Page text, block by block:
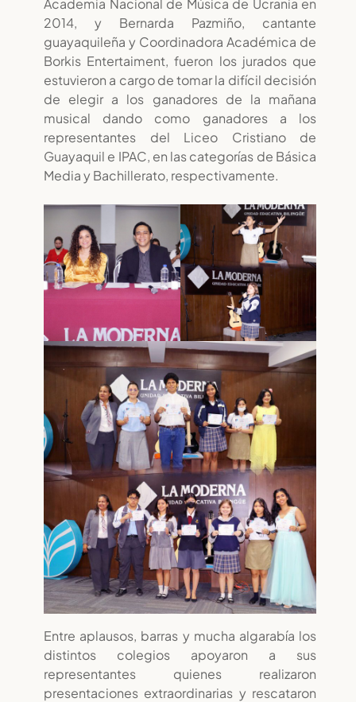
Academia Nacional de Música de Ucrania en
2014, y Bernarda Pazmiño, cantante
guayaquileña y Coordinadora Académica de
Borkis Entertaiment, fueron los jurados que
estuvieron a cargo de tomar la difícil decisión
de elegir a los ganadores de la mañana
musical dando como ganadores a los
representantes del Liceo Cristiano de
Guayaquil e IPAC, en las categorías de Básica
Media y Bachillerato, respectivamente.
Entre aplausos, barras y mucha algarabía los
distintos colegios apoyaron a sus
representantes quienes realizaron
presentaciones extraordinarias y rescataron